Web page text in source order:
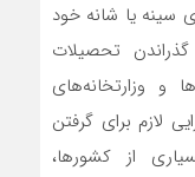
سینه یا شانه خود
تحصیلات
و وزارتخانه‌های
لازم برای گرفتن
از کشورها،